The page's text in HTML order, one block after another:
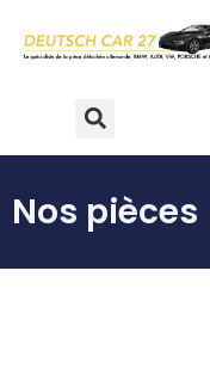
principal
Nos pièces